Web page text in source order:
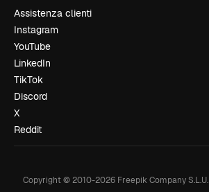
Assistenza clienti
Instagram
YouTube
LinkedIn
TikTok
Discord
X
Reddit
Copyright © 2010-2026Freepik Company S.L.U.